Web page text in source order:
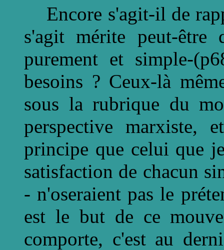
Encore s'agit-il de
s'agit mérite peut-être
purement et simple-
besoins ? Ceux-là
sous la rubrique du
perspective
principe que celui que
satisfaction de chacun
- n'oseraient pas le
est le but de ce
comporte, c'est au